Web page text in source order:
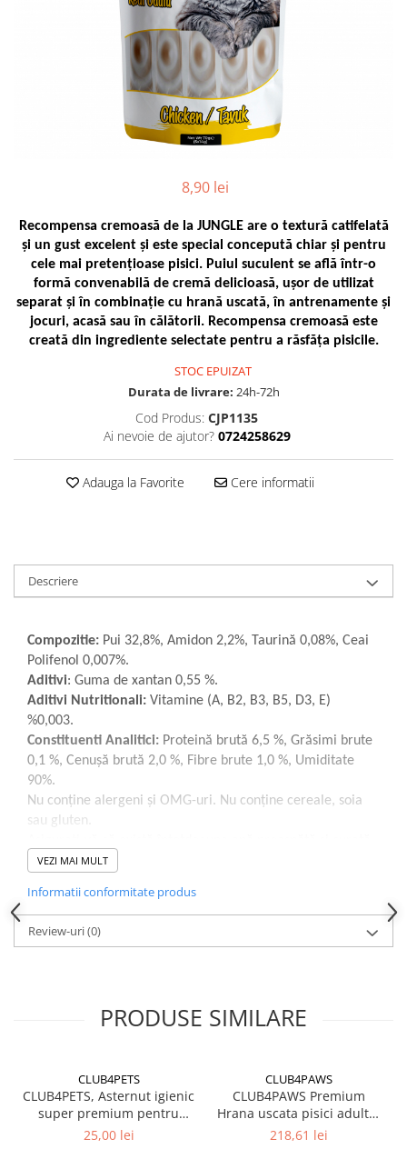
8,90 lei
Recompensa cremoasă de la JUNGLE are o textură catifelată
și un gust excelent și este special concepută chiar și pentru
cele mai pretențioase pisici. Puiul suculent se află într-o
formă convenabilă de cremă delicioasă, ușor de utilizat
separat și în combinație cu hrană uscată, în antrenamente și
jocuri, acasă sau în călătorii. Recompensa cremoasă este
creată din ingrediente selectate pentru a răsfăța pisicile.
STOC EPUIZAT
Durata de livrare: 24h-72h
Cod Produs: CJP1135
Ai nevoie de ajutor? 0724258629
Adauga la Favorite Cere informatii
Descriere
Compozitie: Pui 32,8%, Amidon 2,2%, Taurină 0,08%, Ceai
Polifenol 0,007%.
Aditivi: Guma de xantan 0,55 %.
Aditivi Nutritionali: Vitamine (A, B2, B3, B5, D3, E)
%0,003.
Constituenti Analitici: Proteină brută 6,5 %, Grăsimi brute
0,1 %, Cenușă brută 2,0 %, Fibre brute 1,0 %, Umiditate
90%.
Nu conține alergeni și OMG-uri. Nu conține cereale, soia
sau gluten.
disponibilă.
VEZI MAI MULT
Informatii conformitate produs
Review-uri(0)
PRODUSE SIMILARE
CLUB4PETS
CLUB4PETS, Asternut igienic
super premium pentru
pisici, Active Carbon, 5L
25,00 lei
CLUB4PAWS
CLUB4PAWS Premium
Hrana uscata pisici adulte,
Pui, 14kg
218,61 lei